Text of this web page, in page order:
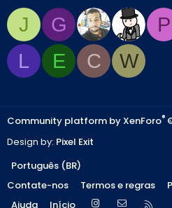
J G P
L
E C W
Community platform by XenForo®
Design by: Pixel Exit
Português (BR)
Contate-nos
Termos e regras
Ajuda
Início InstagramR